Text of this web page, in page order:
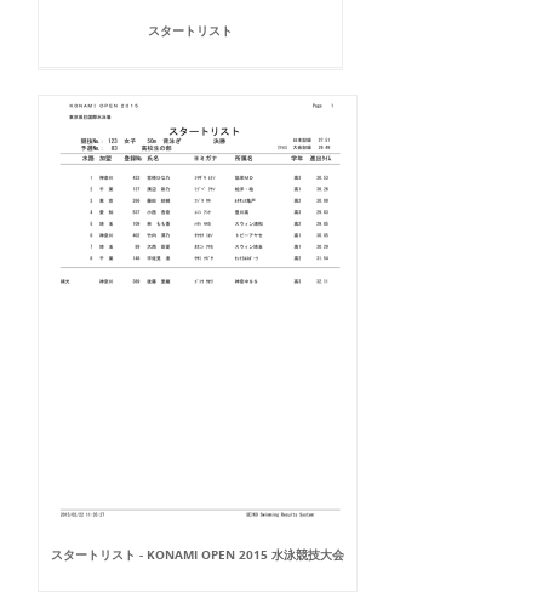
スタートリスト
スタートリスト - KONAMI OPEN 2015 水泳競技大会